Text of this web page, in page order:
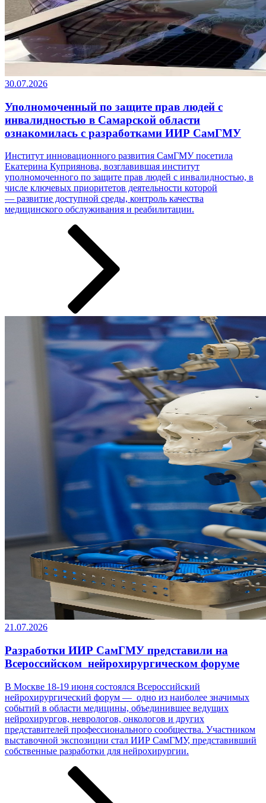
30.07.2026
Уполномоченный по защите прав людей с
инвалидностью в Самарской области
ознакомилась с разработками ИИР СамГМУ
Институт инновационного развития СамГМУ посетила
Екатерина Куприянова, возглавившая институт
уполномоченного по защите прав людей с инвалидностью, в
числе ключевых приоритетов деятельности которой
— развитие доступной среды, контроль качества
медицинского обслуживания и реабилитации.
21.07.2026
Разработки ИИР СамГМУ представили на
Всероссийском нейрохирургическом форуме
В Москве 18-19 июня состоялся Всероссийский
нейрохирургический форум — одно из наиболее значимых
событий в области медицины, объединившее ведущих
нейрохирургов, неврологов, онкологов и других
представителей профессионального сообщества. Участником
выставочной экспозиции стал ИИР СамГМУ, представивший
собственные разработки ­­­для нейрохирургии.